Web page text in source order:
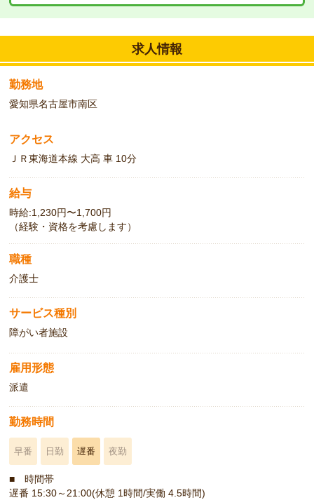
求人情報
勤務地
愛知県名古屋市南区
アクセス
ＪＲ東海道本線 大高 車 10分
給与
時給:1,230円〜1,700円
（経験・資格を考慮します）
職種
介護士
サービス種別
障がい者施設
雇用形態
派遣
勤務時間
早番 日勤 遅番 夜勤
■ 時間帯
遅番 15:30～21:00(休憩 1時間/実働 4.5時間)